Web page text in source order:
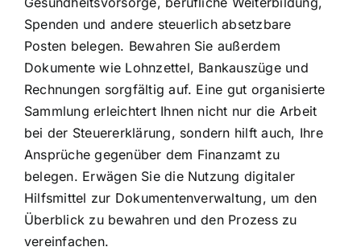
Spenden und andere steuerlich absetzbare
Posten belegen. Bewahren Sie außerdem
Dokumente wie Lohnzettel, Bankauszüge und
Rechnungen sorgfältig auf. Eine gut organisierte
Sammlung erleichtert Ihnen nicht nur die Arbeit
bei der Steuererklärung, sondern hilft auch, Ihre
Ansprüche gegenüber dem Finanzamt zu
belegen. Erwägen Sie die Nutzung digitaler
Hilfsmittel zur Dokumentenverwaltung, um den
Überblick zu bewahren und den Prozess zu
vereinfachen.